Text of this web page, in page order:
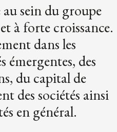
sein du groupe
à forte croissance.
dans les
émergentes, des
du capital de
des sociétés ainsi
en général.